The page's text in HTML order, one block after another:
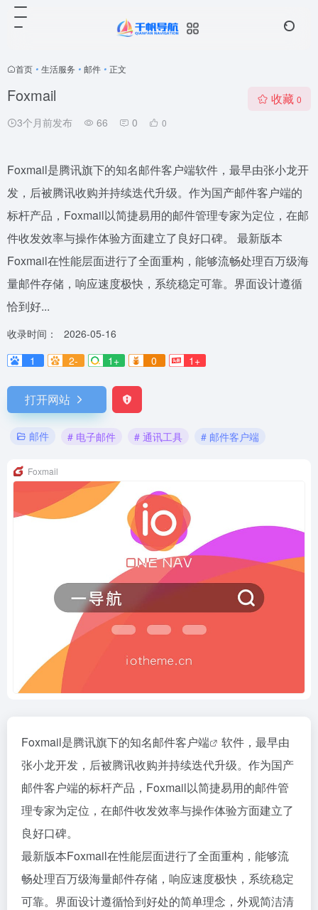
首页 • 生活服务 • 邮件 • 正文
Foxmail
3个月前发布 66 0 0
收藏 0
Foxmail是腾讯旗下的知名邮件客户端软件，最早由张小龙开
发，后被腾讯收购并持续迭代升级。作为国产邮件客户端的
标杆产品，Foxmail以简捷易用的邮件管理专家为定位，在邮
件收发效率与操作体验方面建立了良好口碑。 最新版本
Foxmail在性能层面进行了全面重构，能够流畅处理百万级海
量邮件存储，响应速度极快，系统稳定可靠。界面设计遵循
恰到好...
收录时间：
2026-05-16
1
2- 1+ 0 1+
打开网站
邮件 # 电子邮件 # 通讯工具 # 邮件客户端
Foxmail
Foxmail是腾讯旗下的知名邮件客户端
软件，最早由
张小龙开发，后被腾讯收购并持续迭代升级。作为国产
邮件客户端的标杆产品，Foxmail以简捷易用的邮件管
理专家为定位，在邮件收发效率与操作体验方面建立了
良好口碑。
最新版本Foxmail在性能层面进行了全面重构，能够流
畅处理百万级海量邮件存储，响应速度极快，系统稳定
可靠。界面设计遵循恰到好处的简单理念，外观简洁清